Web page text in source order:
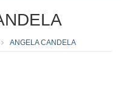
ANGELA CANDELA